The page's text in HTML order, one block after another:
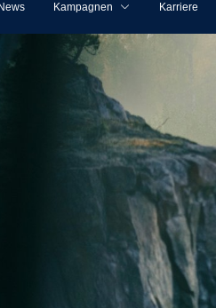
Kampagnen Karriere